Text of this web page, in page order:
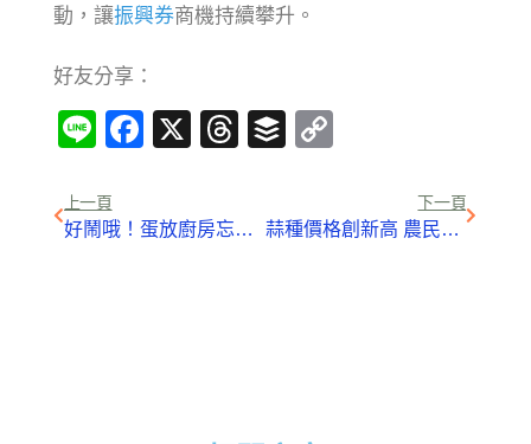
動，讓振興券商機持續攀升。
好友分享：
LineFacebook
X Threads
Buffer
上一頁
好鬧哦！蛋放廚房忘了煮 竟孵出20隻小鵪鶉
下一頁
蒜種價格創新高 農民心驚驚不敢種